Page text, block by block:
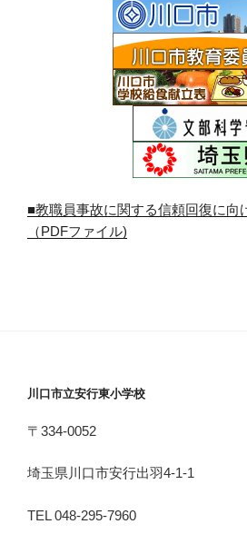
■教職員事故に関する信頼回復に向
（PDFファイル)
川口市立安行東小学校
〒334-0052
埼玉県川口市安行出羽4-1-1
TEL 048-295-7960